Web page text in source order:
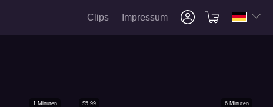
Clips Impressum
1 Minuten $5.99 6 Minuten